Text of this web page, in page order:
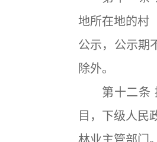
地所在地的村
公示，公示期
除外。
第十二条 按
目，下级人民